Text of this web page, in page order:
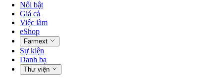
Nổi bật
Giá cả
Việc làm
eShop
Farmext
Sự kiện
Danh bạ
Thư viện